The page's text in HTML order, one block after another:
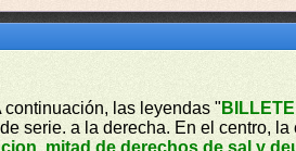
continuación, las leyendas "
serie. a la derecha. En el centro,
mitad de derechos de sal y